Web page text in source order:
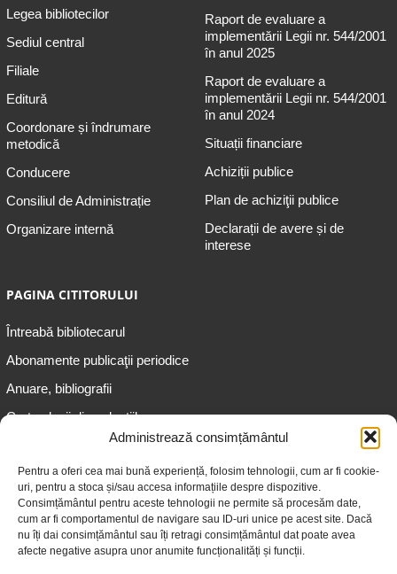
Administrează consimțământul
Pentru a oferi cea mai bună experiență, folosim tehnologii, cum ar fi cookie-
uri, pentru a stoca și/sau accesa informațiile despre dispozitive.
Consimțământul pentru aceste tehnologii ne permite să procesăm date,
cum ar fi comportamentul de navigare sau ID-uri unice pe acest site. Dacă
nu îți dai consimțământul sau îți retragi consimțământul dat poate avea
afecte negative asupra unor anumite funcționalități și funcții.
Legea bibliotecilor
Sediul central
Filiale
Editură
Coordonare și îndrumare
metodică
Conducere
Consiliul de Administrație
Organizare internă
Raport de evaluare a
implementării Legii nr. 544/2001
în anul 2025
Raport de evaluare a
implementării Legii nr. 544/2001
în anul 2024
Situații financiare
Achiziții publice
Plan de achiziţii publice
Declarații de avere și de
interese
PAGINA CITITORULUI
Întreabă bibliotecarul
Abonamente publicaţii periodice
Anuare, bibliografii
Cartea lunii din colecțiile
Informații pentru adolescenți
Informații pentru adulți
Informații pentru seniori